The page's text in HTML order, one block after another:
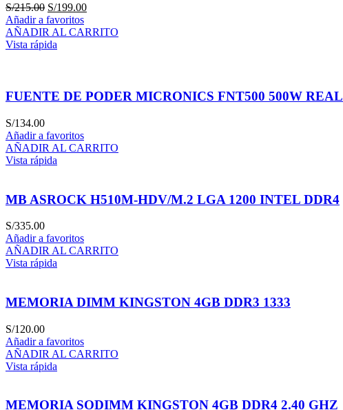
S/215.00 El
precio
original
era:
S/199.00El
actual
Añadir a favoritos
AÑADIR AL CARRITO
Vista rápida
FUENTE DE PODER MICRONICS FNT500 500W REAL
S/134.00
Añadir a favoritos
AÑADIR AL CARRITO
Vista rápida
MB ASROCK H510M-HDV/M.2 LGA 1200 INTEL DDR4
S/335.00
Añadir a favoritos
AÑADIR AL CARRITO
Vista rápida
MEMORIA DIMM KINGSTON 4GB DDR3 1333
S/120.00
Añadir a favoritos
AÑADIR AL CARRITO
Vista rápida
MEMORIA SODIMM KINGSTON 4GB DDR4 2.40 GHZ